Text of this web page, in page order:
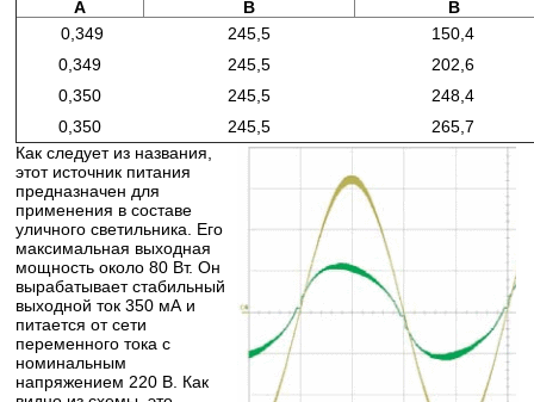
А В
В
0,349
245,5
150,4
0,349
245,5
202,6
0,350
245,5
248,4
0,350
245,5
265,7
Как следует из названия,
этот источник питания
предназначен для
применения в составе
уличного светильника. Его
максимальная выходная
мощность около 80 Вт. Он
вырабатывает стабильный
выходной ток 350 мА и
питается от сети
переменного тока с
номинальным
напряжением 220 В. Как